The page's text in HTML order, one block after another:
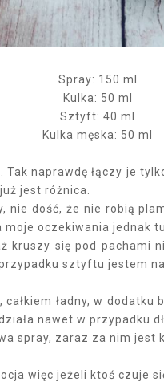
Spray: 150 ml
Kulka: 50 ml
Sztyft: 40 ml
Kulka męska: 50 ml
Tak naprawdę łączy je
jest różnica.
nie dość, że nie robią
moje oczekiwania jednak
kruszy się pod pachami
sztyftu jestem
ładny, w dodatku
nawet w przypadku
spray, zaraz za nim
więc jeżeli ktoś czuje